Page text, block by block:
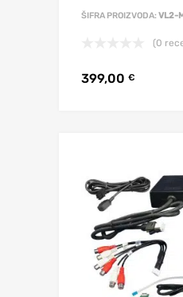
ŠIFRA PROIZVODA: VL2-
(0
399,00 €